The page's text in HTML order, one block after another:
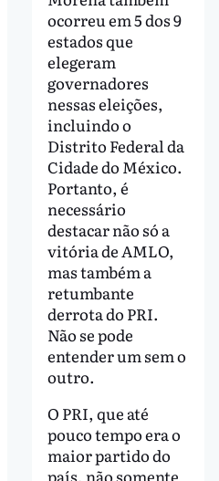
ocorreu em 5 dos 9
estados que
elegeram
governadores
nessas eleições,
incluindo o
Distrito Federal da
Cidade do México.
Portanto, é
necessário
destacar não só a
vitória de AMLO,
mas também a
retumbante
derrota do PRI.
Não se pode
entender um sem o
outro.
O PRI, que até
pouco tempo era o
maior partido do
país, não somente